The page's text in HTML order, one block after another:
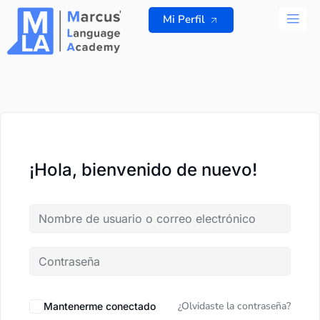
contenido
Mi Perfil
¡Hola, bienvenido de nuevo!
Mantenerme conectado ¿Olvidaste la contraseña?